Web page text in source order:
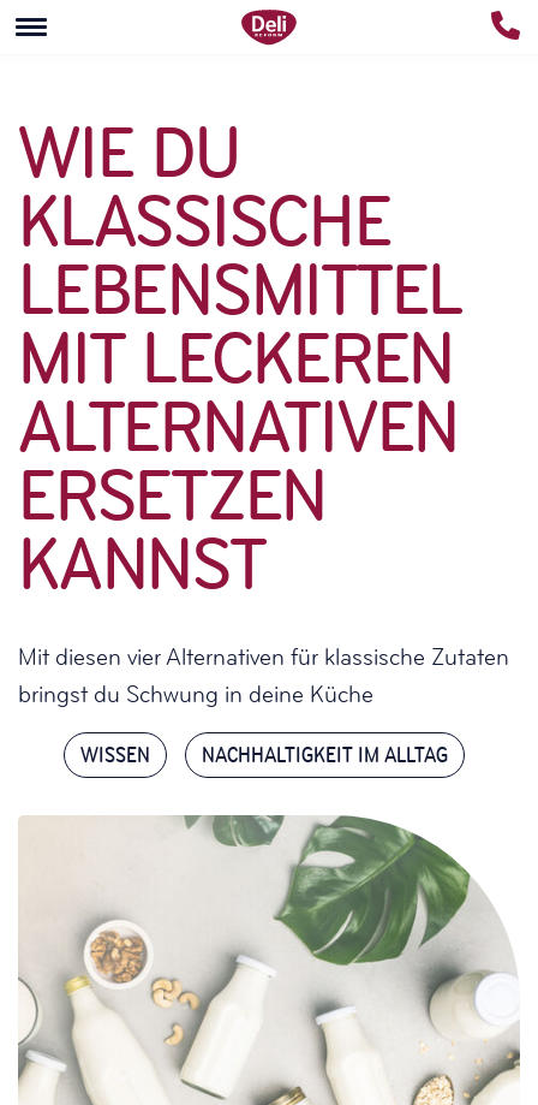
WIE DU
KLASSISCHE
LEBENSMITTEL
MIT LECKEREN
ALTERNATIVEN
ERSETZEN
KANNST
Mit diesen vier Alternativen für klassische Zutaten
bringst du Schwung in deine Küche
WISSEN NACHHALTIGKEIT IM ALLTAG